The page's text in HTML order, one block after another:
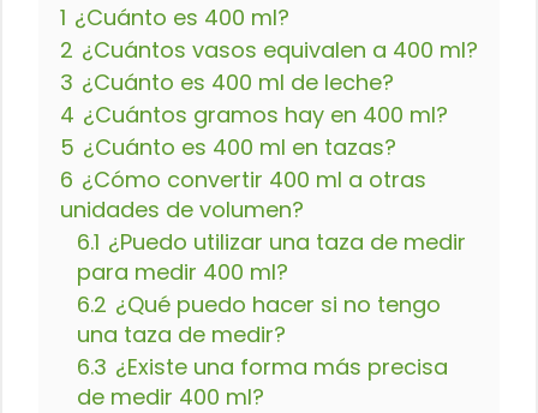
1 ¿Cuánto es 400 ml?
2 ¿Cuántos vasos equivalen a 400 ml?
3 ¿Cuánto es 400 ml de leche?
4 ¿Cuántos gramos hay en 400 ml?
5 ¿Cuánto es 400 ml en tazas?
6 ¿Cómo convertir 400 ml a otras
unidades de volumen?
6.1 ¿Puedo utilizar una taza de medir
para medir 400 ml?
6.2 ¿Qué puedo hacer si no tengo
una taza de medir?
6.3 ¿Existe una forma más precisa
de medir 400 ml?